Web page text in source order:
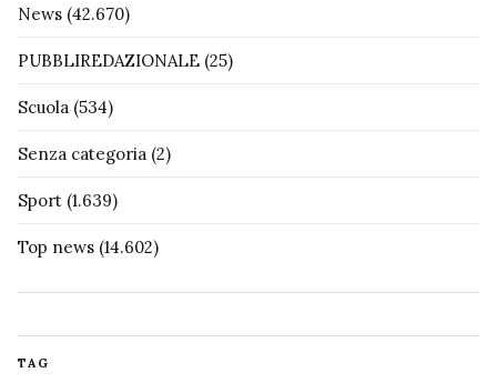
News (42.670)
PUBBLIREDAZIONALE (25)
Scuola (534)
Senza categoria (2)
Sport (1.639)
Top news (14.602)
TAG